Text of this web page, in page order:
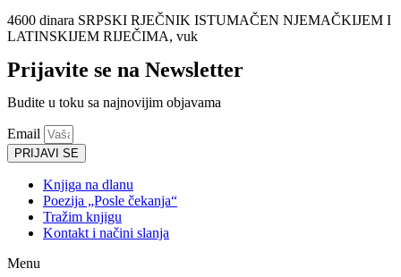
4600 dinara SRPSKI RJEČNIK ISTUMAČEN NJEMAČKIJEM I
LATINSKIJEM RIJEČIMA, vuk
Prijavite se na Newsletter
Budite u toku sa najnovijim objavama
Email
PRIJAVI SE
Knjiga na dlanu
Poezija „Posle čekanja“
Tražim knjigu
Kontakt i načini slanja
Menu